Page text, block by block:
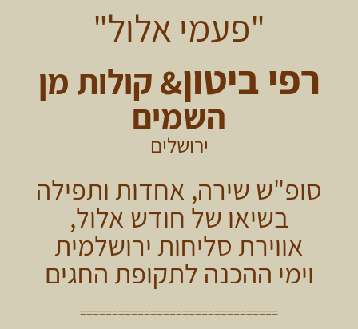
"פעמי אלול"
רפי ביטון& קולות מן
השמים
ירושלים
סופ"ש שירה, אחדות ותפילה
בשיאו של חודש אלול,
אווירת סליחות ירושלמית
וימי ההכנה לתקופת החגים
===============================